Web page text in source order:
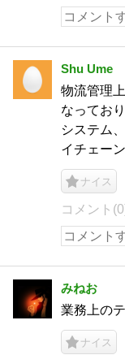
Shu Ume
物流管理
なってお
システム
イチェー
ナイス
コメント
みねお
業務上の
ナイス